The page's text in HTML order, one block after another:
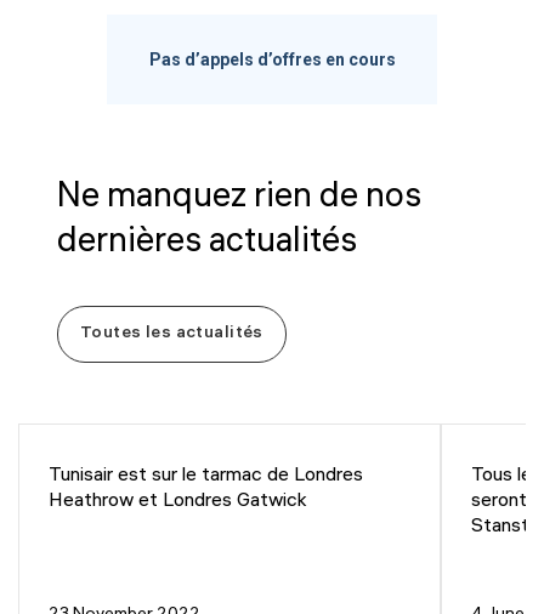
Pas d’appels d’offres en cours
Ne manquez rien de nos
dernières actualités
Toutes les actualités
Tunisair est sur le tarmac de Londres
Heathrow et Londres Gatwick
Tous
seront